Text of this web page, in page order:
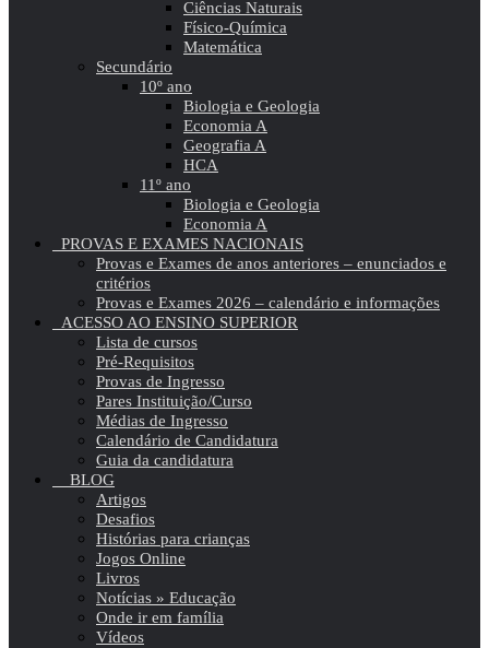
Ciências Naturais
Físico-Química
Matemática
Secundário
10º ano
Biologia e Geologia
Economia A
Geografia A
HCA
11º ano
Biologia e Geologia
Economia A
PROVAS E EXAMES NACIONAIS
Provas e Exames de anos anteriores – enunciados e
critérios
Provas e Exames 2026 – calendário e informações
ACESSO AO ENSINO SUPERIOR
Lista de cursos
Pré-Requisitos
Provas de Ingresso
Pares Instituição/Curso
Médias de Ingresso
Calendário de Candidatura
Guia da candidatura
BLOG
Artigos
Desafios
Histórias para crianças
Jogos Online
Livros
Notícias » Educação
Onde ir em família
Vídeos